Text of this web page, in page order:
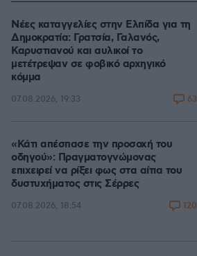
Νέες καταγγελίες στην Ελπίδα για τη
Δημοκρατία: Γρατσία, Γαλανός,
Καρυστιανού και αυλικοί το
μετέτρεψαν σε φοβικό αρχηγικό
κόμμα
07.08.2026, 19:33 63
«Κάτι απέσπασε την προσοχή του
οδηγού»: Πραγματογνώμονας
επιχειρεί να ρίξει φως στα αίτια του
δυστυχήματος στις Σέρρες
07.08.2026, 18:54 120